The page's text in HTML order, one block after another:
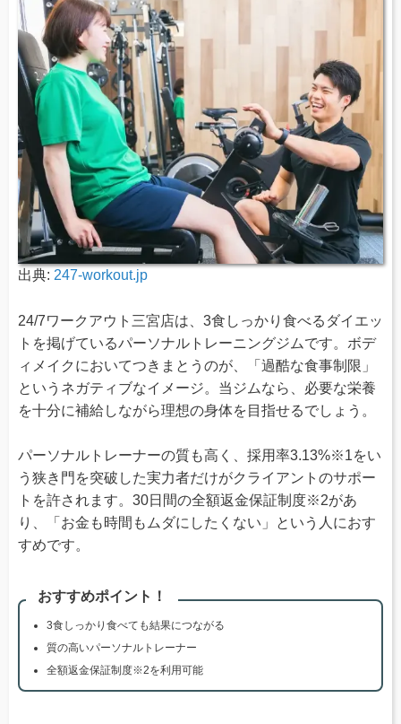
出典: 247-workout.jp
24/7ワークアウト三宮店は、3食しっかり食べるダイエッ
トを掲げているパーソナルトレーニングジムです。ボデ
ィメイクにおいてつきまとうのが、「過酷な食事制限」
というネガティブなイメージ。当ジムなら、必要な栄養
を十分に補給しながら理想の身体を目指せるでしょう。
パーソナルトレーナーの質も高く、採用率3.13%※1をい
う狭き門を突破した実力者だけがクライアントのサポー
トを許されます。30日間の全額返金保証制度※2があ
り、「お金も時間もムダにしたくない」という人におす
すめです。
おすすめポイント！
3食しっかり食べても結果につながる
質の高いパーソナルトレーナー
全額返金保証制度※2を利用可能